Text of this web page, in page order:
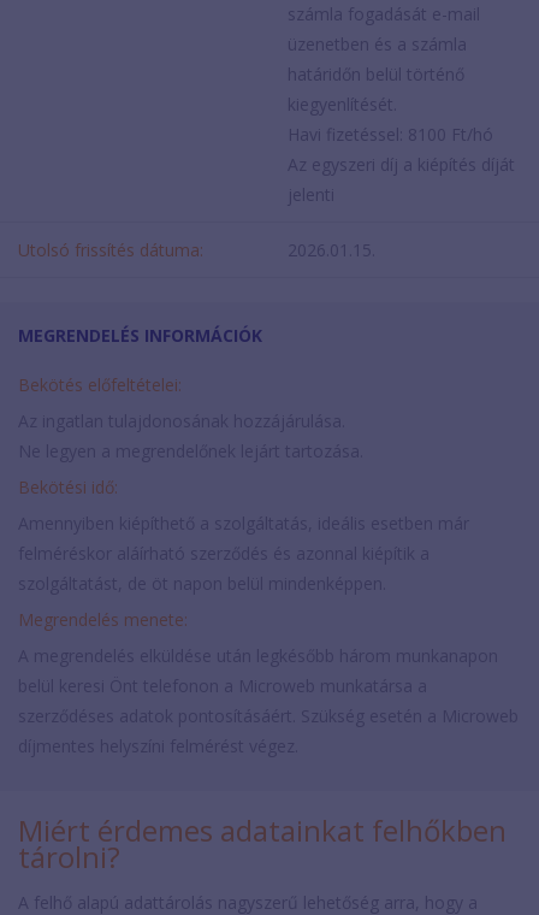
számla fogadását e-mail
üzenetben és a számla
határidőn belül történő
kiegyenlítését.
Havi fizetéssel: 8100 Ft/hó
Az egyszeri díj a kiépítés díját
jelenti
Utolsó frissítés dátuma: 2026.01.15.
MEGRENDELÉS INFORMÁCIÓK
Bekötés előfeltételei:
Bekötési idő:
Megrendelés menete:
Miért érdemes adatainkat felhőkben
tárolni?
A felhő alapú adattárolás nagyszerű lehetőség arra, hogy a